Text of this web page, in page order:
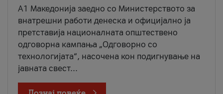
A1 Македонија заедно со Министерството за
внатрешни работи денеска и официјално ја
претставија националната општествено
одговорна кампања „Одговорно со
технологијата“, насочена кон подигнување на
јавната свест...